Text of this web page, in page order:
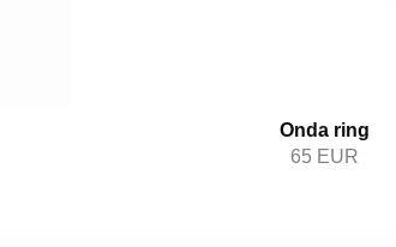
Onda ring
65 EUR